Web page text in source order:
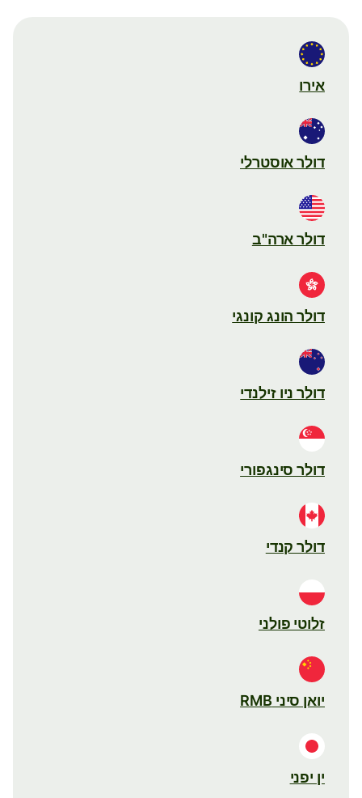
אירו
דולר אוסטרלי
דולר ארה"ב
דולר הונג קונגי
דולר ניו זילנדי
דולר סינגפורי
דולר קנדי
זלוטי פולני
יואן סיני RMB
ין יפני